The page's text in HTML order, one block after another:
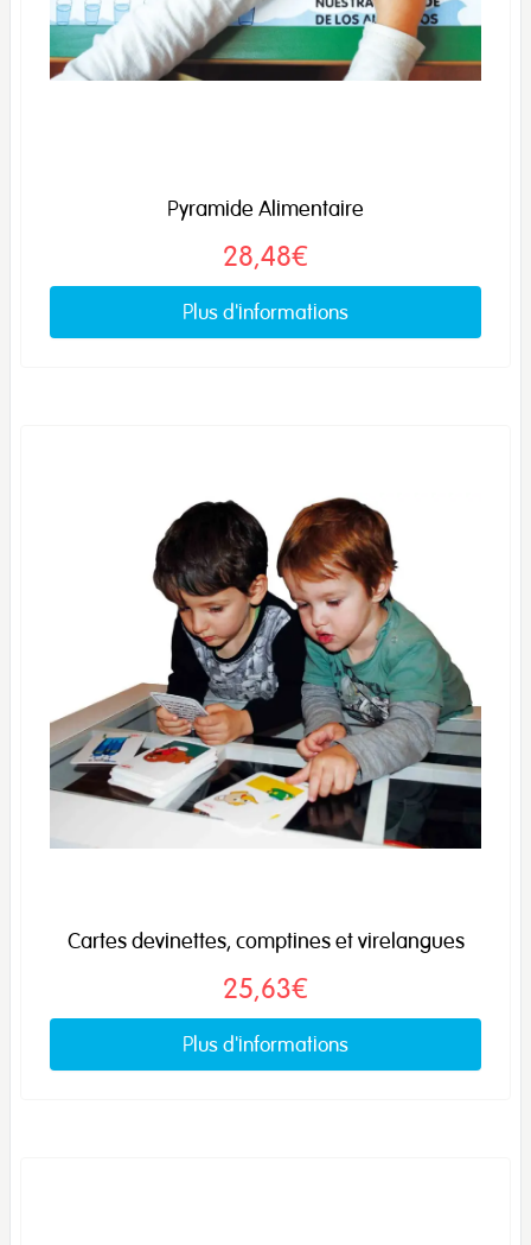
Pyramide Alimentaire
28,48€
Plus d'informations
Cartes devinettes, comptines et virelangues
25,63€
Plus d'informations